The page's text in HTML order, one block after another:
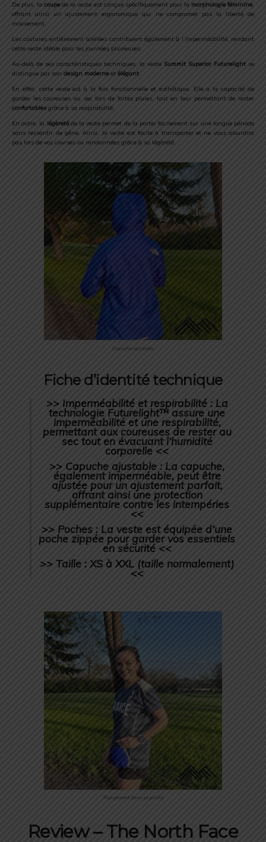
De plus, lacoupe de la veste est conçue spécifiquement pour la morphologie féminine,
offrant ainsi un ajustement ergonomique qui ne compromet pas la liberté de
mouvement.
Les coutures entièrement scellées contribuent également à l’imperméabilité, rendant
cette veste idéale pour les journées pluvieuses.
Au-delà de ses caractéristiques techniques, la veste Summit Superior Futurelight se
distingue par son design moderneet élégant
En effet, cette veste est à la fois fonctionnelle et esthétique.
Elle a la capacité de
garder les coureuses au sec lors de fortes pluies, tout en leur permettant de rester
confortables grâce à sa respirabilité.
En outre, la légèretéde la veste permet de la porter facilement sur une longue période
sans ressentir de gêne. Ainsi, la veste est facile à transporter et ne vous alourdira
pas lors de vos courses ou randonnées grâce à sa légèreté.
Capuche ajustable
Fiche d’identité technique
>> Imperméabilité et respirabilité : La
technologie Futurelight™ assure une
imperméabilité et une respirabilité,
permettant aux coureuses de rester au
sec tout en évacuant l’humidité
corporelle <<
>> Capuche ajustable : La capuche,
également imperméable, peut être
ajustée pour un ajustement parfait,
offrant ainsi une protection
supplémentaire contre les intempéries
<<
>> Poches : La veste est équipée d’une
poche zippée pour garder vos essentiels
en sécurité <<
>> Taille : XS à XXL (taille normalement)
<<
Rangement dans sa poche
Review– The North Face